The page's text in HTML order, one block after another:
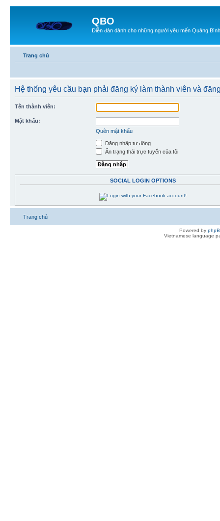
QBO
Diễn đàn dành cho những người yêu mến Quảng Bình
Trang chủ
Hệ thống yêu cầu bạn phải đăng ký làm thành viên và
Tên thành viên:
Mật khẩu:
Quên mật khẩu
Đăng nhập tự động
Ẩn trạng thái trực tuyến của tôi
SOCIAL LOGIN OPTIONS
Trang chủ
Powered by
Vietnamese language